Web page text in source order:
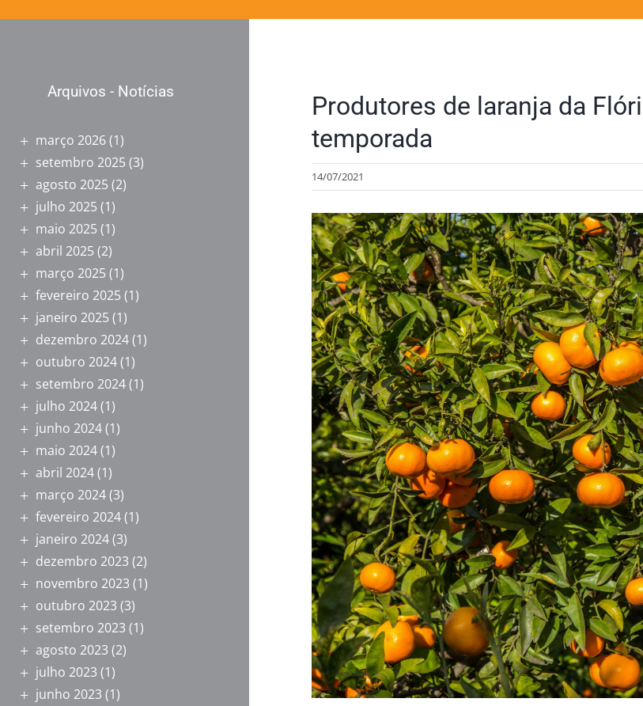
Produtores de laranja da
temporada
14/07/2021
View
Larger
Image
Arquivos - Notícias
março 2026(1)
setembro 2025 (3)
agosto 2025 (2)
julho 2025 (1)
maio 2025 (1)
abril 2025 (2)
março 2025 (1)
fevereiro 2025 (1)
janeiro 2025 (1)
dezembro 2024(1)
outubro 2024(1)
setembro 2024(1)
julho 2024(1)
junho 2024(1)
maio 2024(1)
abril 2024(1)
março 2024(3)
fevereiro 2024(1)
janeiro 2024(3)
dezembro 2023 (2)
novembro 2023 (1)
outubro 2023 (3)
setembro 2023 (1)
agosto 2023 (2)
julho 2023 (1)
junho 2023 (1)